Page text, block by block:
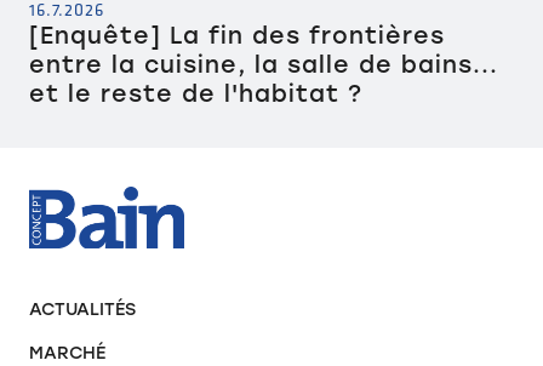
16.7.2026
[Enquête] La fin des frontières
entre la cuisine, la salle de bains...
et le reste de l'habitat ?
ACTUALITÉS
MARCHÉ